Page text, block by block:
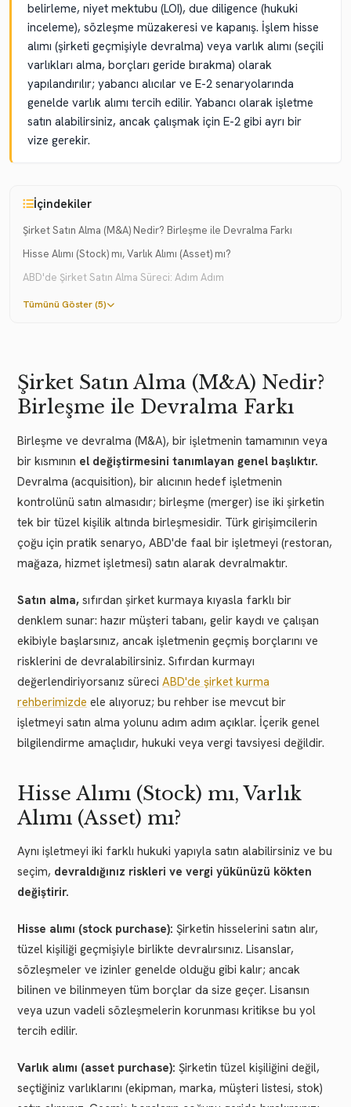
belirleme, niyet mektubu (LOI), due diligence (hukuki
inceleme), sözleşme müzakeresi ve kapanış. İşlem hisse
alımı (şirketi geçmişiyle devralma) veya varlık alımı (seçili
varlıkları alma, borçları geride bırakma) olarak
yapılandırılır; yabancı alıcılar ve E-2 senaryolarında
genelde varlık alımı tercih edilir. Yabancı olarak işletme
satın alabilirsiniz, ancak çalışmak için E-2 gibi ayrı bir
vize gerekir.
İçindekiler
Şirket Satın Alma (M&A) Nedir? Birleşme ile Devralma Farkı
Hisse Alımı (Stock) mı, Varlık Alımı (Asset) mı?
ABD'de Şirket Satın Alma Süreci: Adım Adım
Tümünü Göster (5)
Şirket Satın Alma (M&A) Nedir?
Birleşme ile Devralma Farkı
Birleşme ve devralma (M&A), bir işletmenin tamamının veya
bir kısmının el değiştirmesini tanımlayan genel başlıktır.
Devralma (acquisition), bir alıcının hedef işletmenin
kontrolünü satın almasıdır; birleşme (merger) ise iki şirketin
tek bir tüzel kişilik altında birleşmesidir. Türk girişimcilerin
çoğu için pratik senaryo, ABD'de faal bir işletmeyi (restoran,
mağaza, hizmet işletmesi) satın alarak devralmaktır.
Satın alma, sıfırdan şirket kurmaya kıyasla farklı bir
denklem sunar: hazır müşteri tabanı, gelir kaydı ve çalışan
ekibiyle başlarsınız, ancak işletmenin geçmiş borçlarını ve
risklerini de devralabilirsiniz. Sıfırdan kurmayı
değerlendiriyorsanız süreci ABD'de şirket kurma
rehberimizde ele alıyoruz; bu rehber ise mevcut bir
işletmeyi satın alma yolunu adım adım açıklar. İçerik genel
bilgilendirme amaçlıdır, hukuki veya vergi tavsiyesi değildir.
Hisse Alımı (Stock) mı, Varlık
Alımı (Asset) mı?
Aynı işletmeyi iki farklı hukuki yapıyla satın alabilirsiniz ve bu
seçim, devraldığınız riskleri ve vergi yükünüzü kökten
değiştirir.
Hisse alımı (stock purchase): Şirketin hisselerini satın alır,
tüzel kişiliği geçmişiyle birlikte devralırsınız. Lisanslar,
sözleşmeler ve izinler genelde olduğu gibi kalır; ancak
bilinen ve bilinmeyen tüm borçlar da size geçer. Lisansın
veya uzun vadeli sözleşmelerin korunması kritikse bu yol
tercih edilir.
Varlık alımı (asset purchase): Şirketin tüzel kişiliğini değil,
seçtiğiniz varlıklarını (ekipman, marka, müşteri listesi, stok)